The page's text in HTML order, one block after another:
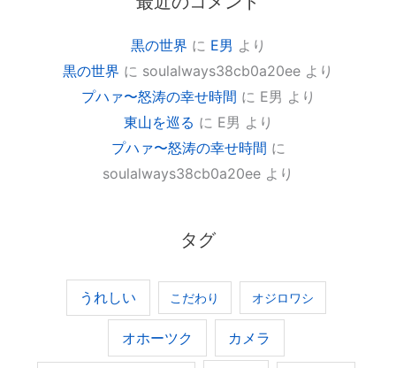
黒の世界 に E男 より
黒の世界 に soulalways38cb0a20ee より
プハァ〜怒涛の幸せ時間 に E男 より
東山を巡る に E男 より
プハァ〜怒涛の幸せ時間 に
soulalways38cb0a20ee より
タグ
うれしい こだわり オジロワシ
オホーツク カメラ